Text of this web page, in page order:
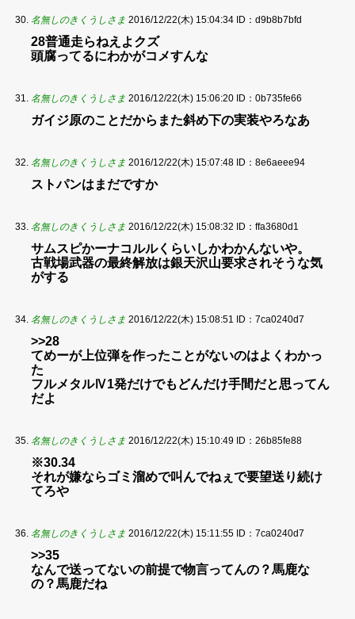
名無しのきくうしさま 2016/12/22(木) 15:04:34 ID：d9b8b7bfd
28普通走らねえよクズ
頭腐ってるにわかがコメすんな
名無しのきくうしさま 2016/12/22(木) 15:06:20 ID：0b735fe66
ガイジ原のことだからまた斜め下の実装やろなあ
名無しのきくうしさま 2016/12/22(木) 15:07:48 ID：8e6aeee94
ストパンはまだですか
名無しのきくうしさま 2016/12/22(木) 15:08:32 ID：ffa3680d1
サムスピかーナコルルくらいしかわかんないや。
古戦場武器の最終解放は銀天沢山要求されそうな気
がする
名無しのきくうしさま 2016/12/22(木) 15:08:51 ID：7ca0240d7
>>28
てめーが上位弾を作ったことがないのはよくわかっ
た
フルメタルⅣ1発だけでもどんだけ手間だと思ってん
だよ
名無しのきくうしさま 2016/12/22(木) 15:10:49 ID：26b85fe88
※30.34
それが嫌ならゴミ溜めで叫んでねぇで要望送り続け
てろや
名無しのきくうしさま 2016/12/22(木) 15:11:55 ID：7ca0240d7
>>35
なんで送ってないの前提で物言ってんの？馬鹿な
の？馬鹿だね